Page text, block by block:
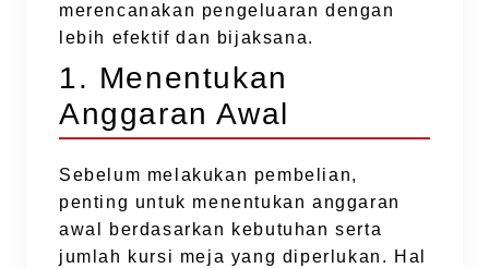
merencanakan pengeluaran dengan
lebih efektif dan bijaksana.
1. Menentukan
Anggaran Awal
Sebelum melakukan pembelian,
penting untuk menentukan anggaran
awal berdasarkan kebutuhan serta
jumlah kursi meja yang diperlukan. Hal